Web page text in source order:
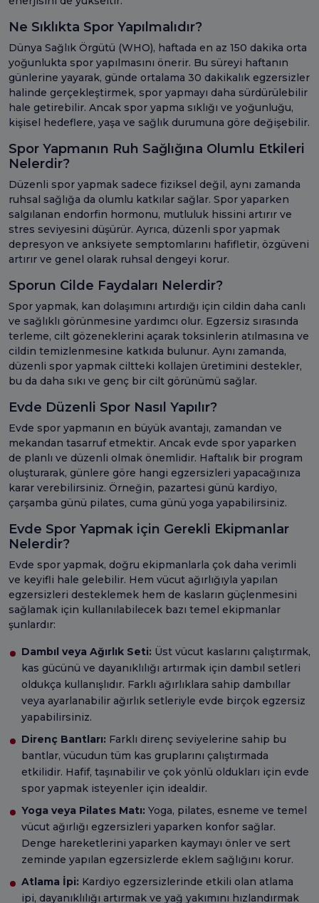
Ne Sıklıkta Spor Yapılmalıdır?
Dünya Sağlık Örgütü (WHO), haftada en az 150 dakika orta
yoğunlukta spor yapılmasını önerir. Bu süreyi haftanın
günlerine yayarak, günde ortalama 30 dakikalık egzersizler
halinde gerçekleştirmek, spor yapmayı daha sürdürülebilir
hale getirebilir. Ancak spor yapma sıklığı ve yoğunluğu,
kişisel hedeflere, yaşa ve sağlık durumuna göre değişebilir.
Spor Yapmanın Ruh Sağlığına Olumlu Etkileri
Nelerdir?
Düzenli spor yapmak sadece fiziksel değil, aynı zamanda
ruhsal sağlığa da olumlu katkılar sağlar. Spor yaparken
salgılanan endorfin hormonu, mutluluk hissini artırır ve
stres seviyesini düşürür. Ayrıca, düzenli spor yapmak
depresyon ve anksiyete semptomlarını hafifletir, özgüveni
artırır ve genel olarak ruhsal dengeyi korur.
Sporun Cilde Faydaları Nelerdir?
Spor yapmak, kan dolaşımını artırdığı için cildin daha canlı
ve sağlıklı görünmesine yardımcı olur. Egzersiz sırasında
terleme, cilt gözeneklerini açarak toksinlerin atılmasına ve
cildin temizlenmesine katkıda bulunur. Aynı zamanda,
düzenli spor yapmak ciltteki kollajen üretimini destekler,
bu da daha sıkı ve genç bir cilt görünümü sağlar.
Evde Düzenli Spor Nasıl Yapılır?
Evde spor yapmanın en büyük avantajı, zamandan ve
mekandan tasarruf etmektir. Ancak evde spor yaparken
de planlı ve düzenli olmak önemlidir. Haftalık bir program
oluşturarak, günlere göre hangi egzersizleri yapacağınıza
karar verebilirsiniz. Örneğin, pazartesi günü kardiyo,
çarşamba günü pilates, cuma günü yoga yapabilirsiniz.
Evde Spor Yapmak için Gerekli Ekipmanlar
Nelerdir?
Evde spor yapmak, doğru ekipmanlarla çok daha verimli
ve keyifli hale gelebilir. Hem vücut ağırlığıyla yapılan
egzersizleri desteklemek hem de kasların güçlenmesini
sağlamak için kullanılabilecek bazı temel ekipmanlar
şunlardır:
Dambıl veya Ağırlık Seti: Üst vücut kaslarını çalıştırmak,
kas gücünü ve dayanıklılığı artırmak için dambıl setleri
oldukça kullanışlıdır. Farklı ağırlıklara sahip dambıllar
veya ayarlanabilir ağırlık setleriyle evde birçok egzersiz
yapabilirsiniz.
Direnç Bantları: Farklı direnç seviyelerine sahip bu
bantlar, vücudun tüm kas gruplarını çalıştırmada
etkilidir. Hafif, taşınabilir ve çok yönlü oldukları için evde
spor yapmak isteyenler için idealdir.
Yoga veya Pilates Matı: Yoga, pilates, esneme ve temel
vücut ağırlığı egzersizleri yaparken konfor sağlar.
Denge hareketlerini yaparken kaymayı önler ve sert
zeminde yapılan egzersizlerde eklem sağlığını korur.
Atlama İpi: Kardiyo egzersizlerinde etkili olan atlama
ipi, dayanıklılığı artırmak ve yağ yakımını hızlandırmak